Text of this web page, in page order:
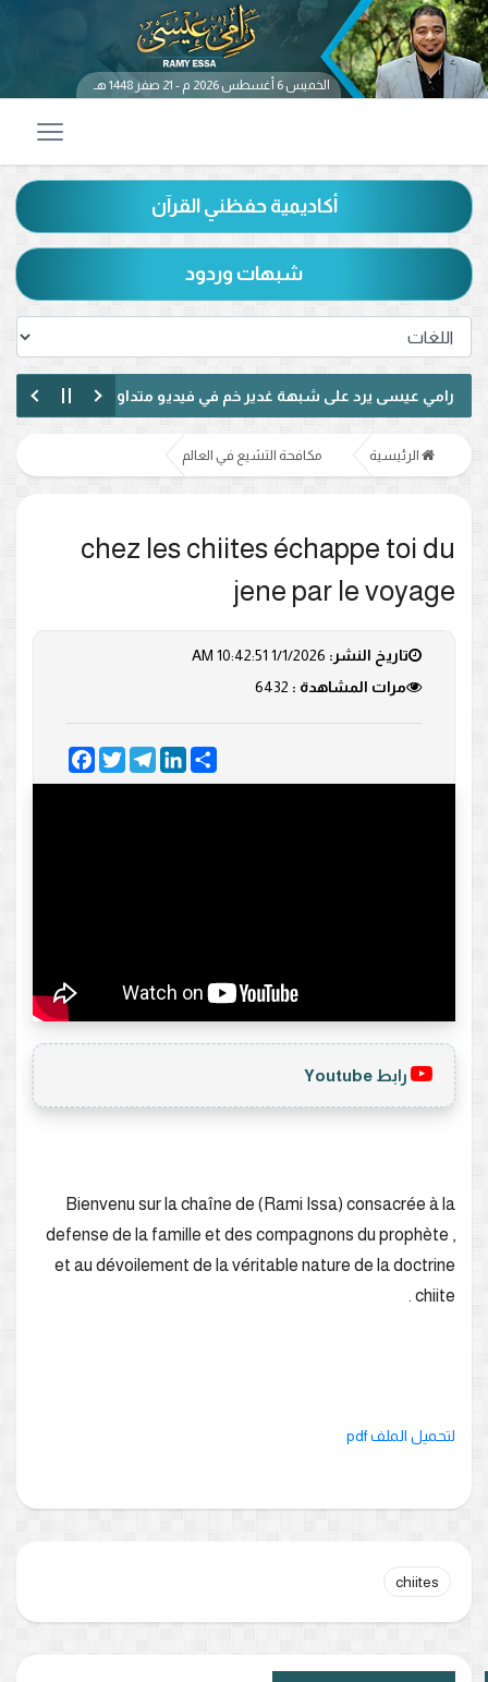
الخميس 6 أغسطس 2026 م - 21 صفر 1448 هـ
أكاديمية حفظني القرآن
شبهات وردود
عيسى يرد على شبهة غدير خم في فيديو متداول.. ماذا قال عن حديث
الرئيسية مكافحة التشيع في العالم
chez les chiites échappe toi du
jene par le voyage
تاريخ النشر: 1/1/2026 10:42:51 AM
مرات المشاهدة : 6432
FacebookTwitter
TelegramLinkedInShare
رابط Youtube
Bienvenu sur la chaîne de (Rami Issa) consacrée à la
defense de la famille et des compagnons du prophète ,
et au dévoilement de la véritable nature de la doctrine
chiite .
لتحميل الملف pdf
chiites